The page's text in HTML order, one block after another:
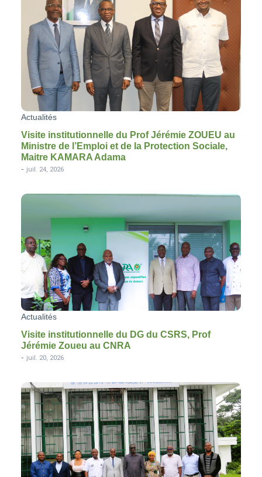
Actualités
Visite institutionnelle du Prof Jérémie ZOUEU au
Ministre de l’Emploi et de la Protection Sociale,
Maitre KAMARA Adama
- juil. 24, 2026
Actualités
Visite institutionnelle du DG du CSRS, Prof
Jérémie Zoueu au CNRA
- juil. 20, 2026